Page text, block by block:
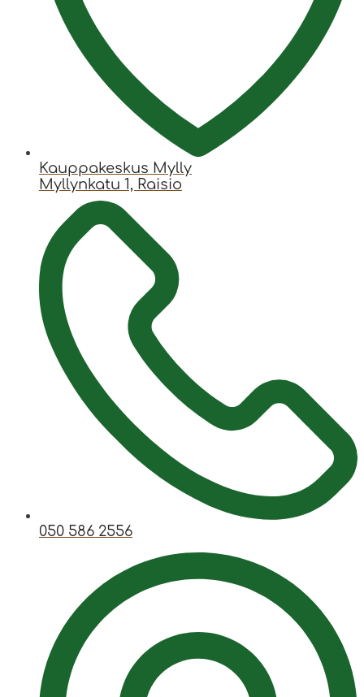
Kauppakeskus Mylly
Myllynkatu 1, Raisio
050 586 2556